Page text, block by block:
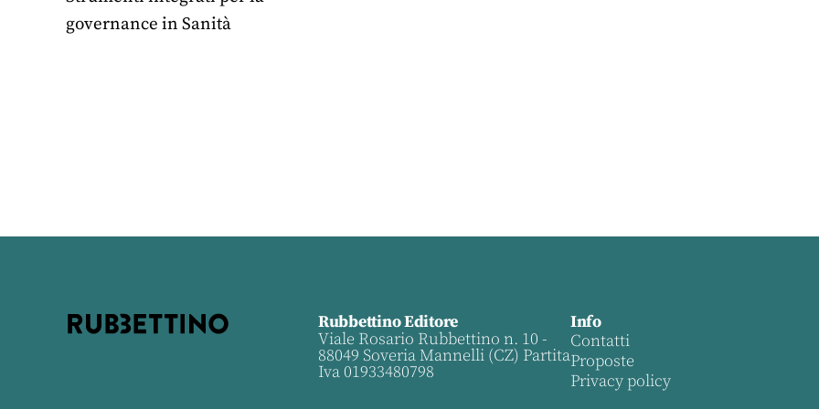
governance in Sanità
Rubbettino Editore
Viale Rosario Rubbettino n. 10 -
88049 Soveria Mannelli (CZ) Partita
Iva 01933480798
Info
Contatti
Proposte
Privacy policy